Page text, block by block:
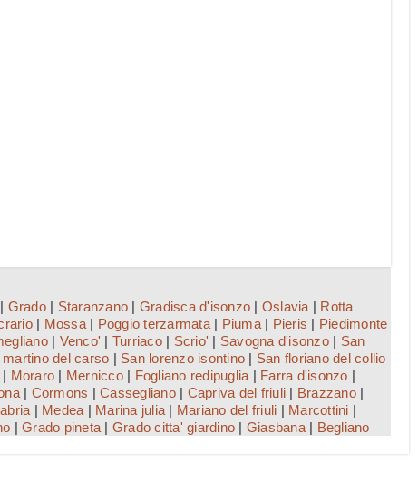
Grado| Staranzano | Gradisca d'isonzo | Oslavia | Rotta
| Mossa| Poggio terzarmata| Piuma| Pieris | Piedimonte
| Venco' | Turriaco| Scrio' | Savogna d'isonzo| San
martino del carso | San lorenzo isontino | San floriano del collio
Moraro | Mernicco| Fogliano redipuglia | Farra d'isonzo |
| Cormons | Cassegliano| Capriva del friuli | Brazzano|
| Medea | Marina julia | Mariano del friuli | Marcottini |
| Grado pineta | Grado citta' giardino | Giasbana| Begliano